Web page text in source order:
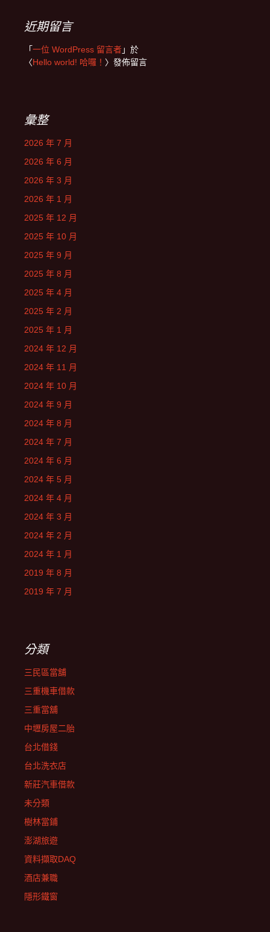
近期留言
「一位 WordPress 留言者」於
〈Hello world! 哈囉！ 〉發佈留言
彙整
2026 年 7 月
2026 年 6 月
2026 年 3 月
2026 年 1 月
2025 年 12 月
2025 年 10 月
2025 年 9 月
2025 年 8 月
2025 年 4 月
2025 年 2 月
2025 年 1 月
2024 年 12 月
2024 年 11 月
2024 年 10 月
2024 年 9 月
2024 年 8 月
2024 年 7 月
2024 年 6 月
2024 年 5 月
2024 年 4 月
2024 年 3 月
2024 年 2 月
2024 年 1 月
2019 年 8 月
2019 年 7 月
分類
三民區當舖
三重機車借款
三重當舖
中壢房屋二胎
台北借錢
台北洗衣店
新莊汽車借款
未分類
樹林當鋪
澎湖旅遊
資料擷取DAQ
酒店兼職
隱形鐵窗